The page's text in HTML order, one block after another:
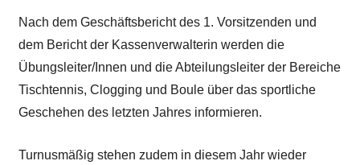
Nach dem Geschäftsbericht des 1. Vorsitzenden und
dem Bericht der Kassenverwalterin werden die
Übungsleiter/Innen und die Abteilungsleiter der Bereiche
Tischtennis, Clogging und Boule über das sportliche
Geschehen des letzten Jahres informieren.
Turnusmäßig stehen zudem in diesem Jahr wieder